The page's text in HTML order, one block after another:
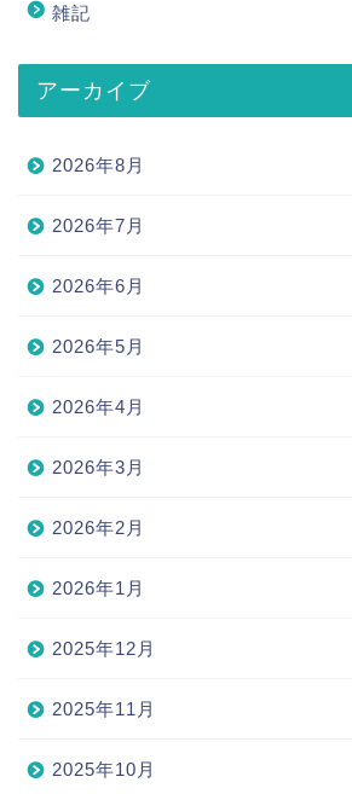
雑記
アーカイブ
2026年8月
2026年7月
2026年6月
2026年5月
2026年4月
2026年3月
2026年2月
2026年1月
2025年12月
2025年11月
2025年10月